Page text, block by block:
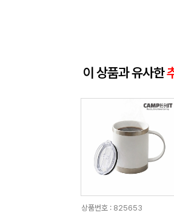
이 상품과 유사한
상품번호 : 825653